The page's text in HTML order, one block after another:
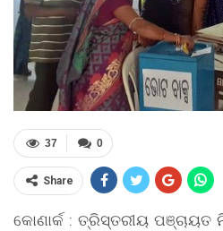
0
37
Share
କୋଣାର୍କ : ତ୍ରିସ୍ତରୀୟ ପଞ୍ଚାୟତ